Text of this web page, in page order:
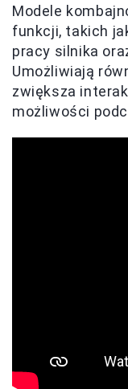
Modele
funkcji, takich
pracy silnika
Umożliwiają
zwiększa
możliwości